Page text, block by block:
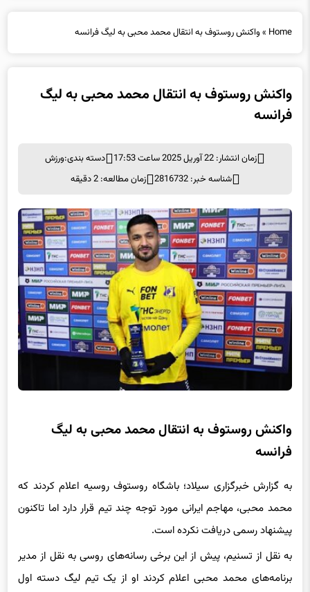
Home
» واکنش روستوف به انتقال محمد محبی به لیگ فرانسه
واکنش روستوف به انتقال محمد محبی به لیگ
فرانسه
زمان انتشار: 22 آوریل 2025 ساعت 17:53 دسته بندی:ورزش
شناسه خبر: 2816732
زمان مطالعه: 2 دقیقه
واکنش روستوف به انتقال محمد محبی به لیگ
فرانسه
به گزارش خبرگزاری سیلاد؛ باشگاه روستوف روسیه اعلام کردند که
محمد محبی، مهاجم ایرانی مورد توجه چند تیم قرار دارد اما تاکنون
پیشنهاد رسمی دریافت نکرده است.
به نقل از تسنیم، پیش از این برخی رسانه‌های روسی به نقل از مدیر
برنامه‌های محمد محبی اعلام کردند او از یک تیم لیگ دسته اول